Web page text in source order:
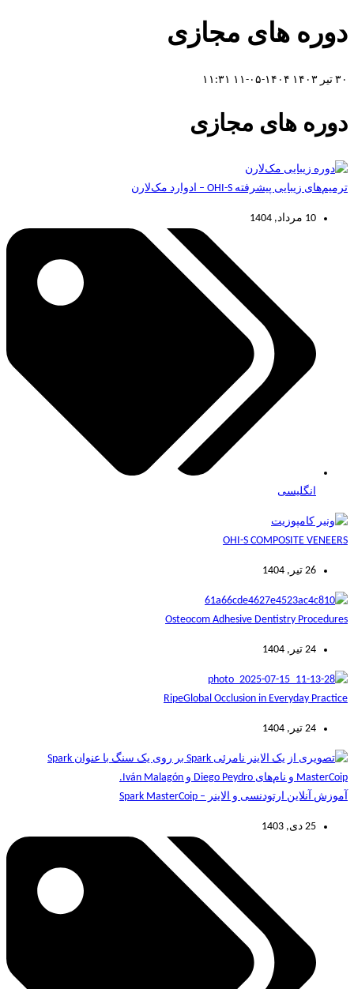
دوره‌ های مجازی
۳۰ تیر ۱۴۰۳ ۱۴۰۴-۰۵-۱۱ ۱۱:۳۱
دوره‌ های مجازی
ترمیم‌های زیبایی پیشرفته OHI-S – ادوارد مک‌لارن
10 مرداد, 1404
انگلیسی
OHI-S COMPOSITE VENEERS
26 تیر, 1404
Osteocom Adhesive Dentistry Procedures
24 تیر, 1404
RipeGlobal Occlusion in Everyday Practice
24 تیر, 1404
آموزش آنلاین ارتودنسی و الاینر – Spark MasterCoip
25 دی, 1403